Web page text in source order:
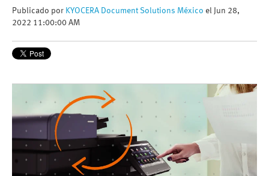
Publicado por KYOCERA Document Solutions México el Jun 28,
2022 11:00:00 AM